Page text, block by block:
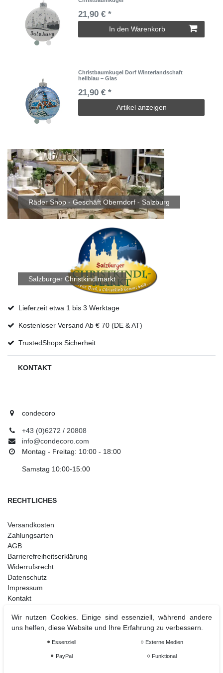
21,90 € *
In den Warenkorb
Christbaumkugel Dorf Winterlandschaft
hellblau – Glas
21,90 € *
Artikel anzeigen
Räder Shop - Geschäft Oberndorf - Salzburg
Salzburger Christkindlmarkt
Lieferzeit etwa 1 bis 3 Werktage
Kostenloser Versand Ab € 70 (DE & AT)
TrustedShops Sicherheit
KONTAKT
condecoro
+43 (0)6272 / 20808
info@condecoro.com
Montag - Freitag: 10:00 - 18:00
Samstag 10:00-15:00
RECHTLICHES
Versandkosten
Zahlungsarten
AGB
Barrierefreiheitserklärung
Widerrufsrecht
Datenschutz
Impressum
Kontakt
Christbaumkugel
Wir nutzen Cookies. Einige sind essenziell, während andere
uns helfen, diese Website und Ihre Erfahrung zu verbessern.
Essenziell Externe Medien
PayPal Funktional